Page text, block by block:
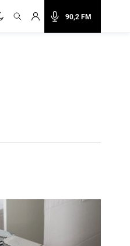
90,2 FM